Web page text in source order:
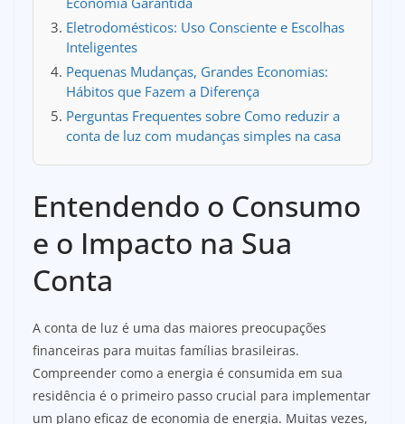
Eletrodomésticos: Uso Consciente e Escolhas
Inteligentes
Pequenas Mudanças, Grandes Economias:
Hábitos que Fazem a Diferença
Perguntas Frequentes sobre Como reduzir a
conta de luz com mudanças simples na casa
Entendendo o Consumo
e o Impacto na Sua
Conta
A conta de luz é uma das maiores preocupações
financeiras para muitas famílias brasileiras.
Compreender como a energia é consumida em sua
residência é o primeiro passo crucial para implementar
um plano eficaz de economia de energia. Muitas vezes,